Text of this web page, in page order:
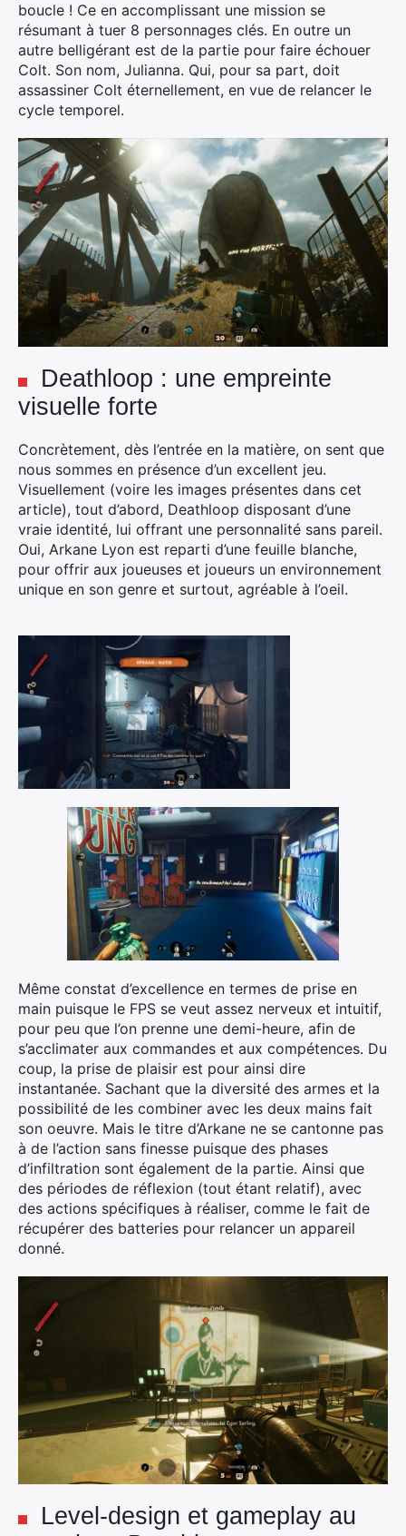
boucle ! Ce en accomplissant une mission se
résumant à tuer 8 personnages clés. En outre un
autre belligérant est de la partie pour faire échouer
Colt. Son nom, Julianna. Qui, pour sa part, doit
assassiner Colt éternellement, en vue de relancer le
cycle temporel.
Deathloop : une empreinte
visuelle forte
Concrètement, dès l’entrée en la matière, on sent que
nous sommes en présence d’un excellent jeu.
Visuellement (voire les images présentes dans cet
article), tout d’abord, Deathloop disposant d’une
vraie identité, lui offrant une personnalité sans pareil.
Oui, Arkane Lyon est reparti d’une feuille blanche,
pour offrir aux joueuses et joueurs un environnement
unique en son genre et surtout, agréable à l’oeil.
Même constat d’excellence en termes de prise en
main puisque le FPS se veut assez nerveux et intuitif,
pour peu que l’on prenne une demi-heure, afin de
s’acclimater aux commandes et aux compétences. Du
coup, la prise de plaisir est pour ainsi dire
instantanée. Sachant que la diversité des armes et la
possibilité de les combiner avec les deux mains fait
son oeuvre. Mais le titre d’Arkane ne se cantonne pas
à de l’action sans finesse puisque des phases
d’infiltration sont également de la partie. Ainsi que
des périodes de réflexion (tout étant relatif), avec
des actions spécifiques à réaliser, comme le fait de
récupérer des batteries pour relancer un appareil
donné.
Level-design et gameplay au